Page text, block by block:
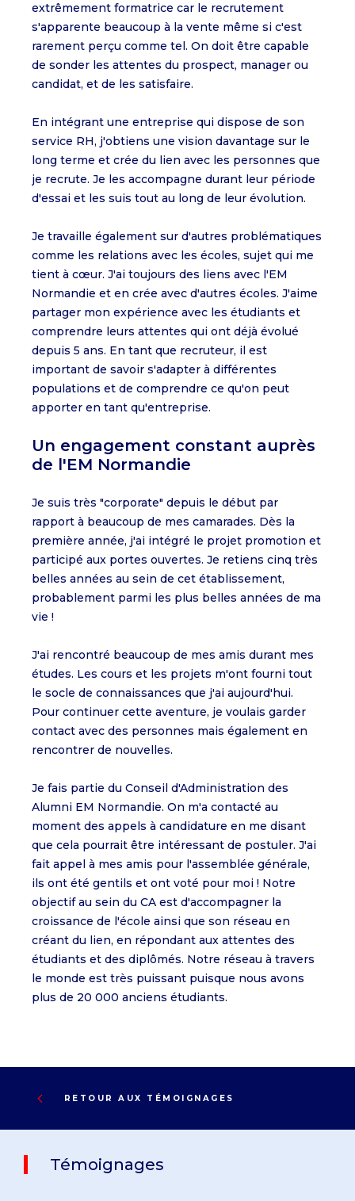
extrêmement formatrice car le recrutement
s'apparente beaucoup à la vente même si c'est
rarement perçu comme tel. On doit être capable
de sonder les attentes du prospect, manager ou
candidat, et de les satisfaire.
En intégrant une entreprise qui dispose de son
service RH, j'obtiens une vision davantage sur le
long terme et crée du lien avec les personnes que
je recrute. Je les accompagne durant leur période
d'essai et les suis tout au long de leur évolution.
Je travaille également sur d'autres problématiques
comme les relations avec les écoles, sujet qui me
tient à cœur. J'ai toujours des liens avec l'EM
Normandie et en crée avec d'autres écoles. J'aime
partager mon expérience avec les étudiants et
comprendre leurs attentes qui ont déjà évolué
depuis 5 ans. En tant que recruteur, il est
important de savoir s'adapter à différentes
populations et de comprendre ce qu'on peut
apporter en tant qu'entreprise.
Un engagement constant auprès
de l'EM Normandie
Je suis très "corporate" depuis le début par
rapport à beaucoup de mes camarades. Dès la
première année, j'ai intégré le projet promotion et
participé aux portes ouvertes. Je retiens cinq très
belles années au sein de cet établissement,
probablement parmi les plus belles années de ma
vie !
J'ai rencontré beaucoup de mes amis durant mes
études. Les cours et les projets m'ont fourni tout
le socle de connaissances que j'ai aujourd'hui.
Pour continuer cette aventure, je voulais garder
contact avec des personnes mais également en
rencontrer de nouvelles.
Je fais partie du Conseil d'Administration des
Alumni EM Normandie. On m'a contacté au
moment des appels à candidature en me disant
que cela pourrait être intéressant de postuler. J'ai
fait appel à mes amis pour l'assemblée générale,
ils ont été gentils et ont voté pour moi ! Notre
objectif au sein du CA est d'accompagner la
croissance de l'école ainsi que son réseau en
créant du lien, en répondant aux attentes des
étudiants et des diplômés. Notre réseau à travers
le monde est très puissant puisque nous avons
plus de 20 000 anciens étudiants.
RETOUR AUX TÉMOIGNAGES
Témoignages